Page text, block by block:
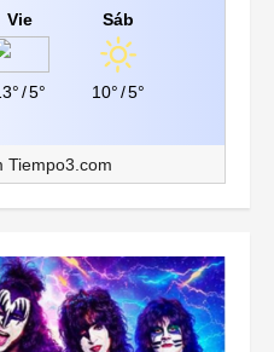
Vie
/5°
Sáb
10° /5°
Tiempo3.com